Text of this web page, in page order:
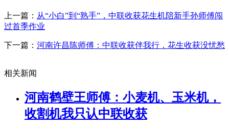
上一篇： 从“小白”到“熟手”，中联收获花生机陪新手孙师傅闯
过首季作业
下一篇： 河南许昌陈师傅：中联收获伴我行，花生收获没忧愁
相关新闻
河南鹤壁王师傅：小麦机、玉米机，
收割机我只认中联收获